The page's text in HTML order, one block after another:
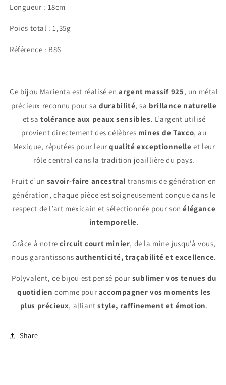
Longueur : 18cm
Poids total : 1,35g
Référence : B86
Ce bijou Marienta est réalisé enargent massif 925, un métal
précieux reconnu pour sadurabilité, sa brillance naturelle
et satolérance aux peaux sensibles. L’argent utilisé
provient directement des célèbres mines de Taxco, au
Mexique, réputées pour leurqualité exceptionnelle et leur
rôle central dans la tradition joaillière du pays.
Fruit d’un savoir-faire ancestral transmis de génération en
génération, chaque pièce est soigneusement conçue dans le
respect de l’art mexicain et sélectionnée pour sonélégance
intemporelle.
Grâce à notrecircuit court minier, de la mine jusqu’à vous,
nous garantissons authenticité, traçabilité et excellence.
Polyvalent, ce bijou est pensé pour sublimer vos tenues du
quotidien comme pour accompagner vos moments les
plus précieux, alliantstyle, raffinement et émotion.
Share